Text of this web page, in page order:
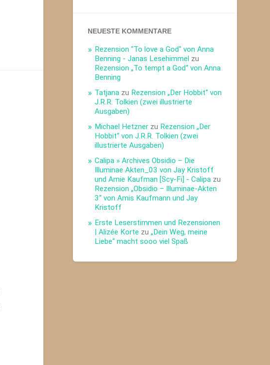
NEUESTE KOMMENTARE
Rezension "To love a God" von Anna
Benning - Janas Lesehimmel zu
Rezension „To tempt a God“ von Anna
Benning
Tatjana zu Rezension „Der Hobbit“ von
J.R.R. Tolkien (zwei illustrierte
Ausgaben)
Michael Hetzner zu Rezension „Der
Hobbit“ von J.R.R. Tolkien (zwei
illustrierte Ausgaben)
Calipa » Archives Obsidio – Die
Illuminae Akten_03 von Jay Kristoff
und Amie Kaufman [Scy-Fi] - Calipa zu
Rezension „Obsidio – Illuminae-Akten
3“ von Amis Kaufmann und Jay
Kristoff
Erste Leserstimmen und Rezensionen
| Alizée Korte zu„Dein Weg, meine
Liebe“ macht sooo viel Spaß